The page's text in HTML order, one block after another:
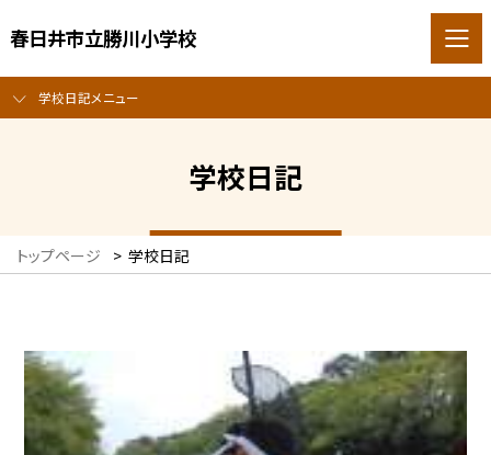
春日井市立勝川小学校
学校日記メニュー
学校日記
トップページ > 学校日記